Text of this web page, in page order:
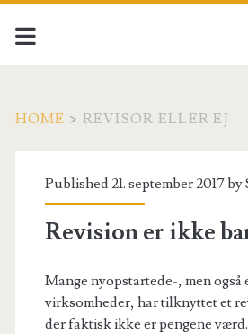
HOME > REVISOR ELLER EJ
Tag:
<span>revisor
ej</span>
Published 21. september 2017 by
Revision er ikke
Mange nyopstartede-, men også
virksomheder, har tilknyttet et
der faktisk ikke er pengene